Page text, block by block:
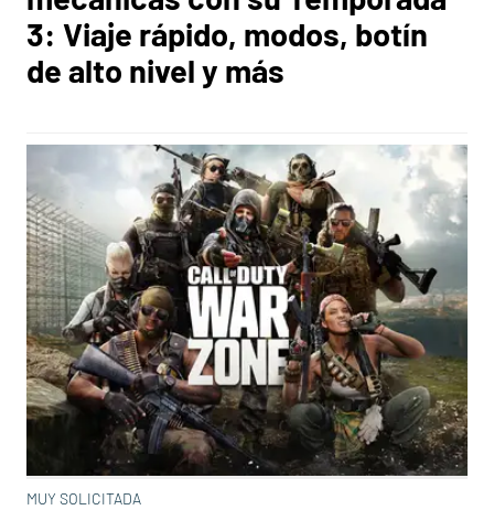
3: Viaje rápido, modos, botín
de alto nivel y más
MUY SOLICITADA